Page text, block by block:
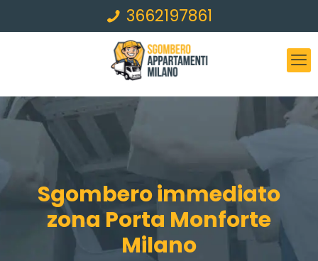
3662197861
Sgombero immediato
zona Porta Monforte
Milano